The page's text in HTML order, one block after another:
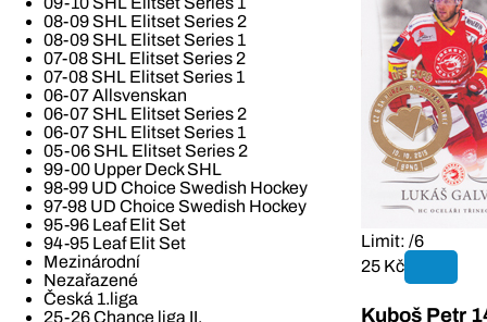
08-09 SHL Elitset Series 2
08-09 SHL Elitset Series 1
07-08 SHL Elitset Series 2
07-08 SHL Elitset Series 1
06-07 Allsvenskan
06-07 SHL Elitset Series 2
06-07 SHL Elitset Series 1
05-06 SHL Elitset Series 2
99-00 Upper Deck SHL
98-99 UD Choice Swedish Hockey
97-98 UD Choice Swedish Hockey
95-96 Leaf Elit Set
94-95 Leaf Elit Set
Mezinárodní
Nezařazené
Česká 1.liga
25-26 Chance liga II.
Limit: /6
25 Kč
Kuboš Petr